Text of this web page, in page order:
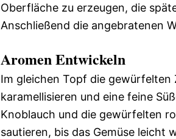
Oberfläche zu erzeugen, die
Anschließend die angebratenen
Aromen Entwickeln
Im gleichen Topf die gewürfelten
karamellisieren und eine feine
Knoblauch und die gewürfelten
sautieren, bis das Gemüse leicht